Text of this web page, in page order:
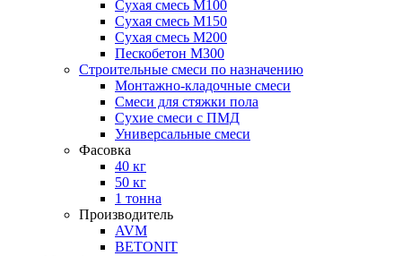
Сухая смесь М100
Сухая смесь М150
Сухая смесь М200
Пескобетон М300
Строительные смеси по назначению
Монтажно-кладочные смеси
Смеси для стяжки пола
Сухие смеси с ПМД
Универсальные смеси
Фасовка
40 кг
50 кг
1 тонна
Производитель
AVM
BETONIT